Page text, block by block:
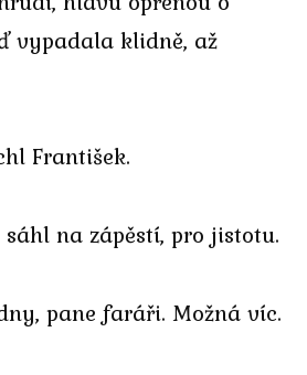
vypadala klidně, až
František.
na zápěstí, pro jistotu.
pane faráři. Možná víc.